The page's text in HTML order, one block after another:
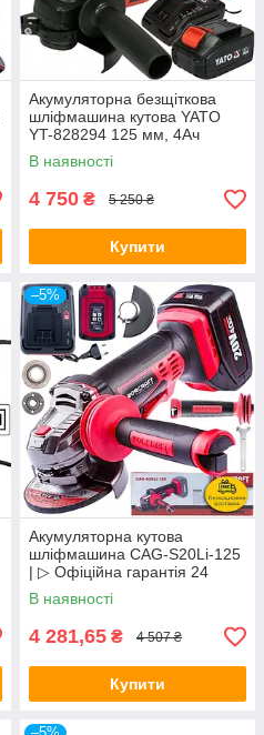
Акумуляторна безщіткова
шліфмашина кутова YATO
YT-828294 125 мм, 4Ач
В наявності
4 750 ₴ 5 250 ₴
Купити
–5%
Акумуляторна кутова
шліфмашина CAG-S20Li-125
| ▷ Офіційна гарантія 24
місяці.
В наявності
4 281,65 ₴ 4 507 ₴
Купити